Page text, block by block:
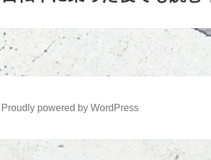
投
稿:
Proudly powered by WordPress